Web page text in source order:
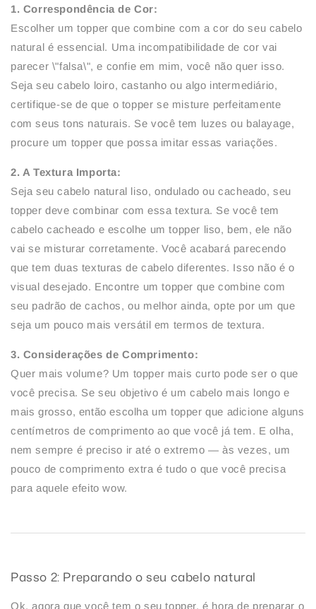
1. Correspondência de Cor:
Escolher um topper que combine com a cor do seu cabelo
natural é essencial. Uma incompatibilidade de cor vai
parecer \"falsa\", e confie em mim, você não quer isso.
Seja seu cabelo loiro, castanho ou algo intermediário,
certifique-se de que o topper se misture perfeitamente
com seus tons naturais. Se você tem luzes ou balayage,
procure um topper que possa imitar essas variações.
2. A Textura Importa:
Seja seu cabelo natural liso, ondulado ou cacheado, seu
topper deve combinar com essa textura. Se você tem
cabelo cacheado e escolhe um topper liso, bem, ele não
vai se misturar corretamente. Você acabará parecendo
que tem duas texturas de cabelo diferentes. Isso não é o
visual desejado. Encontre um topper que combine com
seu padrão de cachos, ou melhor ainda, opte por um que
seja um pouco mais versátil em termos de textura.
3. Considerações de Comprimento:
Quer mais volume? Um topper mais curto pode ser o que
você precisa. Se seu objetivo é um cabelo mais longo e
mais grosso, então escolha um topper que adicione alguns
centímetros de comprimento ao que você já tem. E olha,
nem sempre é preciso ir até o extremo — às vezes, um
pouco de comprimento extra é tudo o que você precisa
para aquele efeito wow.
Passo 2: Preparando o seu cabelo natural
Ok, agora que você tem o seu topper, é hora de preparar o